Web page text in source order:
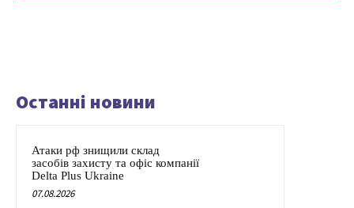
Останні новини
Атаки рф знищили склад
засобів захисту та офіс компанії
Delta Plus Ukraine
07.08.2026